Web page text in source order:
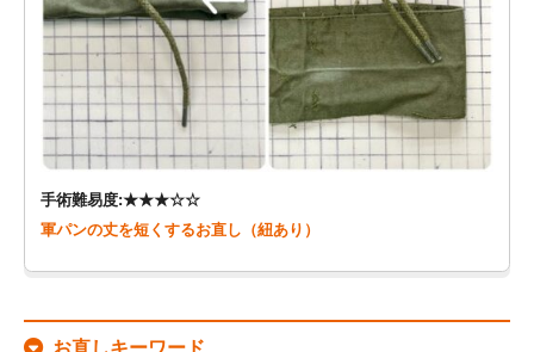
手術難易度:★★★☆☆
軍パンの丈を短くするお直し（紐あり）